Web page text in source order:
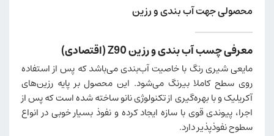
محصولی جهت آب بندی و رزین
معرفی چسب آب بندی و رزین Z90 (اقتصادی)
مایعی شیری رنگ با خاصیت آب‌بندی می‌باشد که پس از استفاده
روی سطح کاملا بیرنگ می‌شود. این محصول بر پایه رزین‌های
آکریلیک و با بهره­‌گیری از تکنولوژی نانو ساخته شده است که پس از
اجرا، پیوندی قوی با سازه ایجاد کرده و نفوذ بسیار خوبی در انواع
سطوح نفوذپذیر دارد.